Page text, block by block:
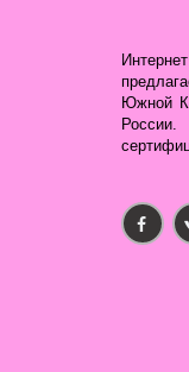
Южной